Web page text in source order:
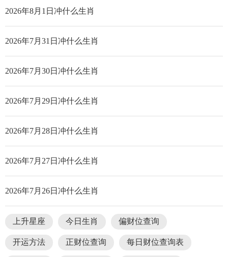
2026年8月1日冲什么生肖
2026年7月31日冲什么生肖
2026年7月30日冲什么生肖
2026年7月29日冲什么生肖
2026年7月28日冲什么生肖
2026年7月27日冲什么生肖
2026年7月26日冲什么生肖
上升星座 今日生肖 偏财位查询
开运方法 正财位查询 每日财位查询表